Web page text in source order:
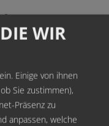
den
WIR
Einige von ihnen
Sie zustimmen),
Präsenz zu
anpassen, welche